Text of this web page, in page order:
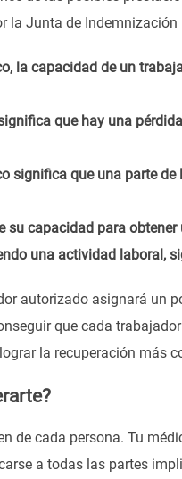
Junta de Indemnización
la capacidad de un
que hay una
significa que una parte
capacidad para
una actividad laboral,
autorizado asignará un
que cada
la recuperación más
de cada persona. Tu
a todas las partes